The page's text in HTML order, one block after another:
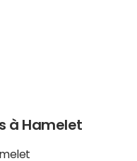
à Hamelet